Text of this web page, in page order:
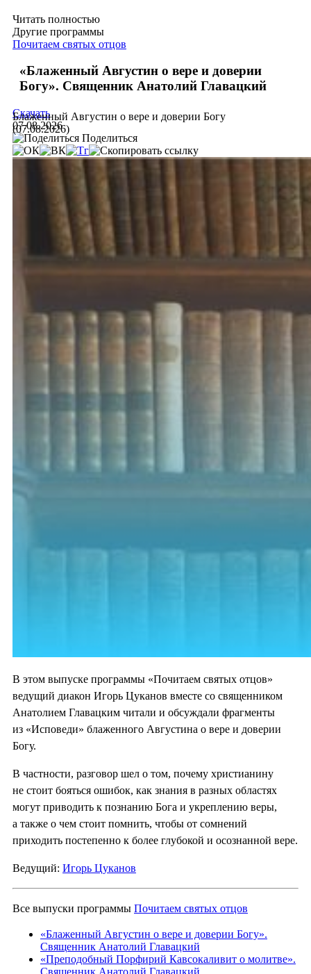
Читать полностью
Другие программы
Почитаем святых отцов
«Блаженный Августин о вере и доверии
Богу». Священник Анатолий Главацкий
Блаженный Августин о вере и доверии Богу
(07.08.2026)
Скачать
07.08.2026
Поделиться
В этом выпуске программы «Почитаем святых отцов»
ведущий диакон Игорь Цуканов вместе со священником
Анатолием Главацким читали и обсуждали фрагменты
из «Исповеди» блаженного Августина о вере и доверии
Богу.
В частности, разговор шел о том, почему христианину
не стоит бояться ошибок, как знания в разных областях
могут приводить к познанию Бога и укреплению веры,
а также о чем стоит помнить, чтобы от сомнений
приходить постепенно к более глубокой и осознанной вере.
Ведущий: Игорь Цуканов
Все выпуски программы Почитаем святых отцов
«Блаженный Августин о вере и доверии Богу».
Священник Анатолий Главацкий
«Преподобный Порфирий Кавсокаливит о молитве».
Священник Анатолий Главацкий